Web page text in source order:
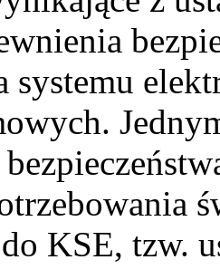
systemu
KSE, tzw.